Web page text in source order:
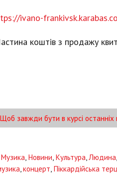
ivano-
коштів з продажу
Щоб завжди бути в курсі останніх
Музика, Новини, Культура,Людина,
,концерт, Піккардійська